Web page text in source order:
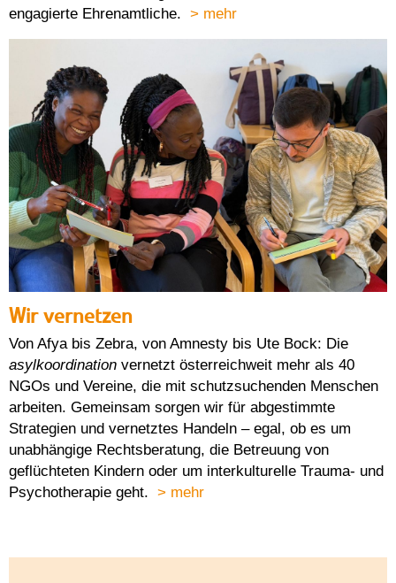
engagierte Ehrenamtliche. > mehr
Wir vernetzen
Von Afya bis Zebra, von Amnesty bis Ute Bock: Die
asylkoordination vernetzt österreichweit mehr als 40
NGOs und Vereine, die mit schutzsuchenden Menschen
arbeiten. Gemeinsam sorgen wir für abgestimmte
Strategien und vernetztes Handeln – egal, ob es um
unabhängige Rechtsberatung, die Betreuung von
geflüchteten Kindern oder um interkulturelle Trauma- und
Psychotherapie geht. > mehr